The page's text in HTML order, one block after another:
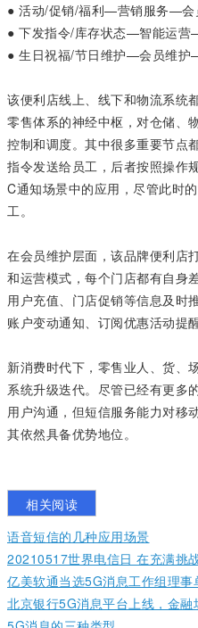
● 活动/促销/福利—营销服务—会
● 下发指令/库存状态—智能运营
● 生日祝福/节日维护—会员维护
该便利店线上、线下和物流系统
零售体系的神经中枢，对仓储、
控制和调度。其中很多重要节点
指令发送给员工，后者按照操作
C通知场景中的应用，尽管此时
工。
在会员维护层面，该品牌便利店
和运营模式，每个门店都有自身
用户充值、门店促销等信息及时
账户变动通知、订阅优惠活动提醒
新消费时代下，零售业人、货、
系统升级迭代。尽管已经有更多
用户沟通，但短信服务能力对移
其依然具备优势地位。
相关阅读
语音短信的几种应用场景
20210517世界电信日 在充满挑
亿美软通当选5G消息工作组理事
北京银行5G消息平台上线，金融